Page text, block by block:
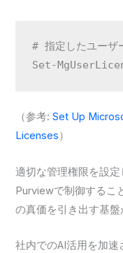
# 指定したユーザ
Set-
（参考:Set Up
Licenses）
適切な管理権限を設
Purviewで制御するこ
の真価を引き出す基盤
社内でのAI活用を加